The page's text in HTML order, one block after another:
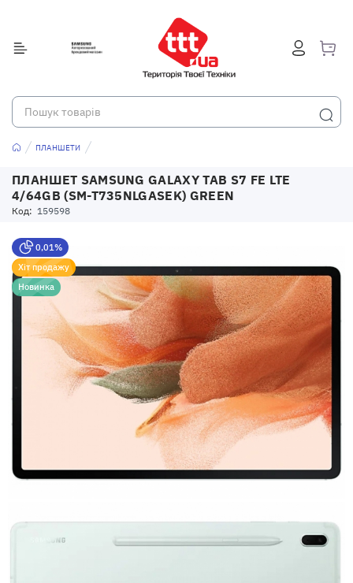
ПЛАНШЕТИ
ПЛАНШЕТ SAMSUNG GALAXY TAB S7 FE LTE
4/64GB (SM-T735NLGASEK) GREEN
Код: 159598
0,01%
Хіт продажу
Новинка